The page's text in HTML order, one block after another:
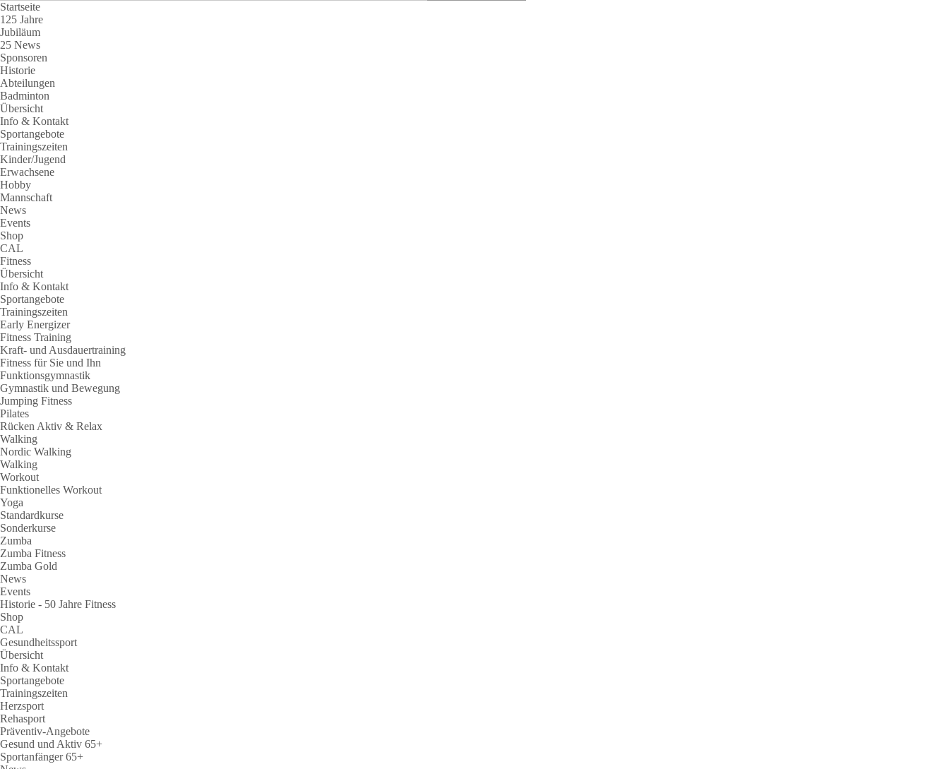
Startseite
125 Jahre
Jubiläum
25 News
Sponsoren
Historie
Abteilungen
Badminton
Übersicht
Info & Kontakt
Sportangebote
Trainingszeiten
Kinder/Jugend
Erwachsene
Hobby
Mannschaft
News
Events
Shop
CAL
Fitness
Übersicht
Info & Kontakt
Sportangebote
Trainingszeiten
Early Energizer
Fitness Training
Kraft- und Ausdauertraining
Fitness für Sie und Ihn
Funktionsgymnastik
Gymnastik und Bewegung
Jumping Fitness
Pilates
Rücken Aktiv & Relax
Walking
Nordic Walking
Walking
Workout
Funktionelles Workout
Yoga
Standardkurse
Sonderkurse
Zumba
Zumba Fitness
Zumba Gold
News
Events
Historie - 50 Jahre Fitness
Shop
CAL
Gesundheitssport
Übersicht
Info & Kontakt
Sportangebote
Trainingszeiten
Herzsport
Rehasport
Präventiv-Angebote
Gesund und Aktiv 65+
Sportanfänger 65+